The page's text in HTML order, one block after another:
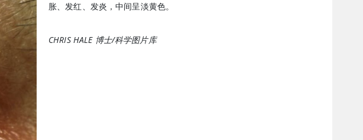
胀、发红、发炎，中间呈淡黄色。
CHRIS HALE 博士/科学图片库